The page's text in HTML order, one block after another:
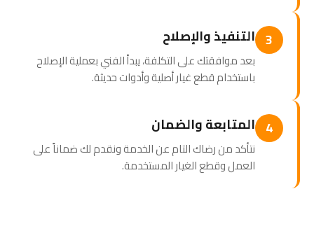
3 التنفيذ والإصلاح
بعد موافقتك على التكلفة، يبدأ الفني بعملية الإصلاح
باستخدام قطع غيار أصلية وأدوات حديثة.
4 المتابعة والضمان
نتأكد من رضاك التام عن الخدمة ونقدم لك ضماناً على
العمل وقطع الغيار المستخدمة.